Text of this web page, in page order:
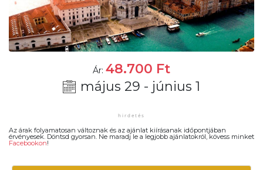
Ár: 48.700 Ft
május 29 - június 1
Az árak folyamatosan változnak és az ajánlat kiírásanak időpontjában
érvényesek. Döntsd gyorsan. Ne maradj le a legjobb ajánlatokról, kövess minket
Facebookon!